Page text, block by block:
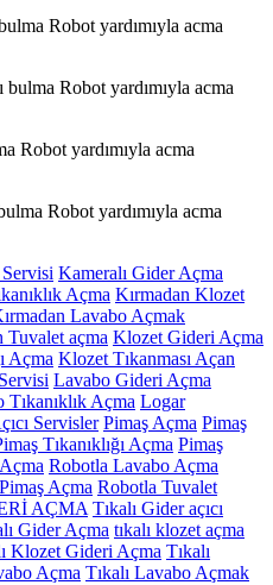
Robot yardımıyla acma
Robot yardımıyla acma
Robot yardımıyla acma
Robot yardımıyla acma
Kameralı Gider Açma
Açma Kırmadan Klozet
Lavabo Açmak
Tuvalet açma Klozet Gideri Açma
Açma Klozet Tıkanması Açan
Lavabo Gideri Açma
Tıkanıklık Açma Logar
Servisler Pimaş Açma Pimaş
Tıkanıklığı Açma Pimaş
Robotla Lavabo Açma
Açma Robotla Tuvalet
AÇMA Tıkalı Gider açıcı
Gider Açma tıkalı klozet açma
Klozet Gideri Açma Tıkalı
Açma Tıkalı Lavabo Açmak